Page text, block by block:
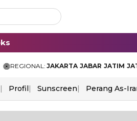
REGIONAL: JAKARTA JABAR JATIM
Profil Sunscreen Perang As-